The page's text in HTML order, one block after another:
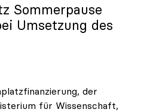
Sommerpause
Umsetzung des
der
für Wissenschaft,